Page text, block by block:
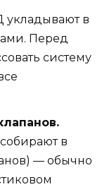
в
Перед
систему
в
— обычно